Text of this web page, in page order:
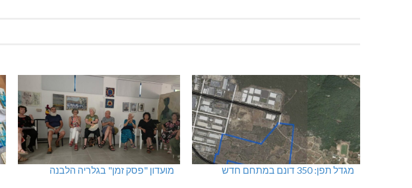
מגדל תפן: 350 דונם במתחם חדש מועדון "פסק זמן" בגלריה הלבנה